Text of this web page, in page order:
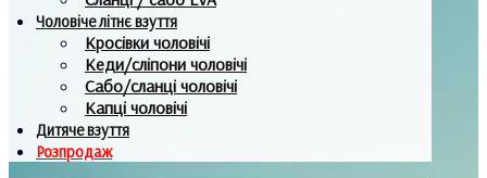
Чоловіче літнє взуття
Кросівки чоловічі
Кеди/сліпони чоловічі
Сабо/сланці чоловічі
Капці чоловічі
Дитяче взуття
Розпродаж